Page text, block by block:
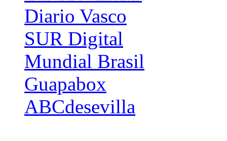
Diario Vasco
SUR Digital
Mundial Brasil
Guapabox
ABCdesevilla